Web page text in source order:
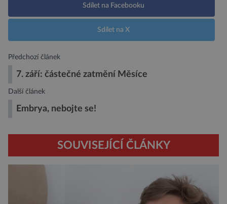
Sdílet na Facebooku
Sdílet na X
Předchozí článek
7. září: částečné zatmění Měsíce
Další článek
Embrya, nebojte se!
SOUVISEJÍCÍ ČLÁNKY